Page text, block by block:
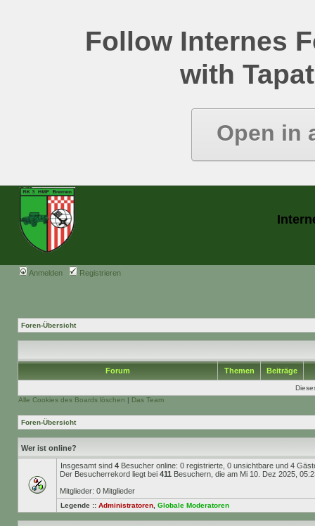
Follow Internes
with
Open in
Anmelden Registrieren
Foren-Übersicht
Forum Themen Beiträge
Alle Cookies des Boards löschen | Das Team
Foren-Übersicht
Wer ist online?
Insgesamt sind 4 Besucher online: 0 registrierte, 0 unsichtbare und 4
Der Besucherrekord liegt bei 411 Besuchern, die am Mi 10. Dez 2025,
Mitglieder: 0 Mitglieder
Legende :: Administratoren Globale Moderatoren